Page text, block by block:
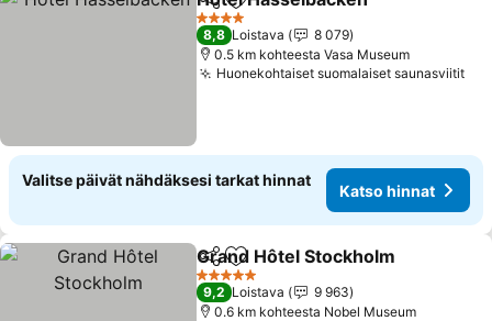
Jaa Lisää suosikkeihin
4 Tähtiluokitus
8,8 Loistava
8 079
0.5 km kohteesta Vasa Museum
Huonekohtaiset suomalaiset saunasviitit
Valitse päivät nähdäksesi tarkat hinnat
Katso hinnat
Jaa Lisää suosikkeihin
Grand Hôtel Stockholm
5 Tähtiluokitus
9,2 Loistava
9 963
0.6 km kohteesta Nobel Museum